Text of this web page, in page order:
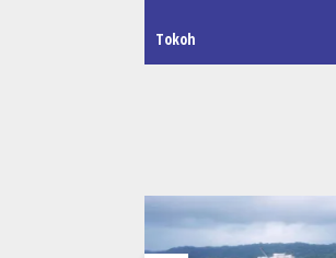
Tokoh